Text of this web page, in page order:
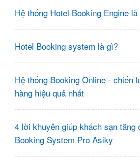
Hệ thống Hotel Booking Engine
Hotel Booking system là gì?
Hệ thống Booking Online - chiến
hàng hiệu quả nhất
4 lời khuyên giúp khách sạn tăng
Booking System Pro Asiky